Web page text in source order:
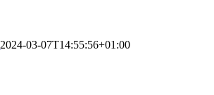
2024-03-07T14:55:56+01:00